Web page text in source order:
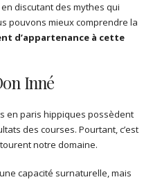
discutant des mythes qui
pouvons mieux comprendre la
d’appartenance à cette
Inné
en paris hippiques possèdent
des courses. Pourtant, c’est
notre domaine.
capacité surnaturelle, mais